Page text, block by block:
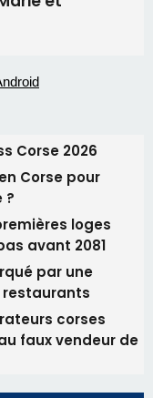
Corse pour
avant 2081
corses
faux vendeur de
et recevez par
une sélection de